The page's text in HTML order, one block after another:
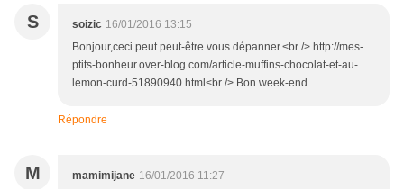
S soizic 16/01/2016 13:15
Bonjour,ceci peut peut-être vous dépanner.<br /> http://mes-
ptits-bonheur.over-blog.com/article-muffins-chocolat-et-au-
lemon-curd-51890940.html<br /> Bon week-end
Répondre
M mamimijane 16/01/2016 11:27